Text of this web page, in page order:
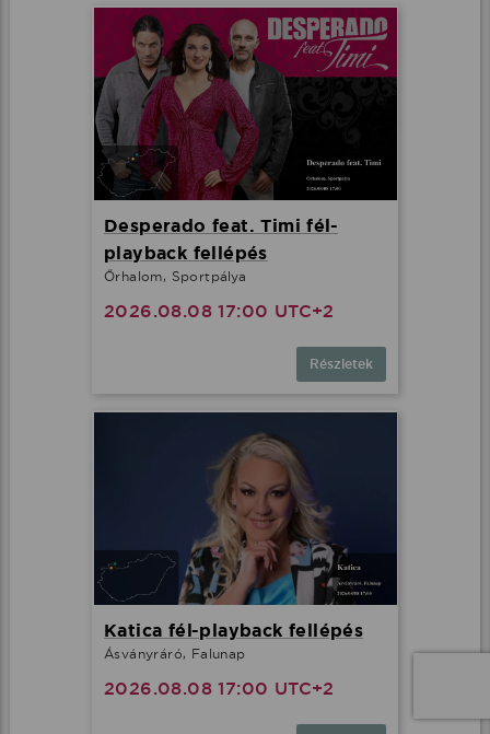
Desperado feat. Timi fél-
playback fellépés
Őrhalom, Sportpálya
2026.08.08 17:00 UTC+2
Részletek
Katica fél-playback fellépés
Ásványráró, Falunap
2026.08.08 17:00 UTC+2